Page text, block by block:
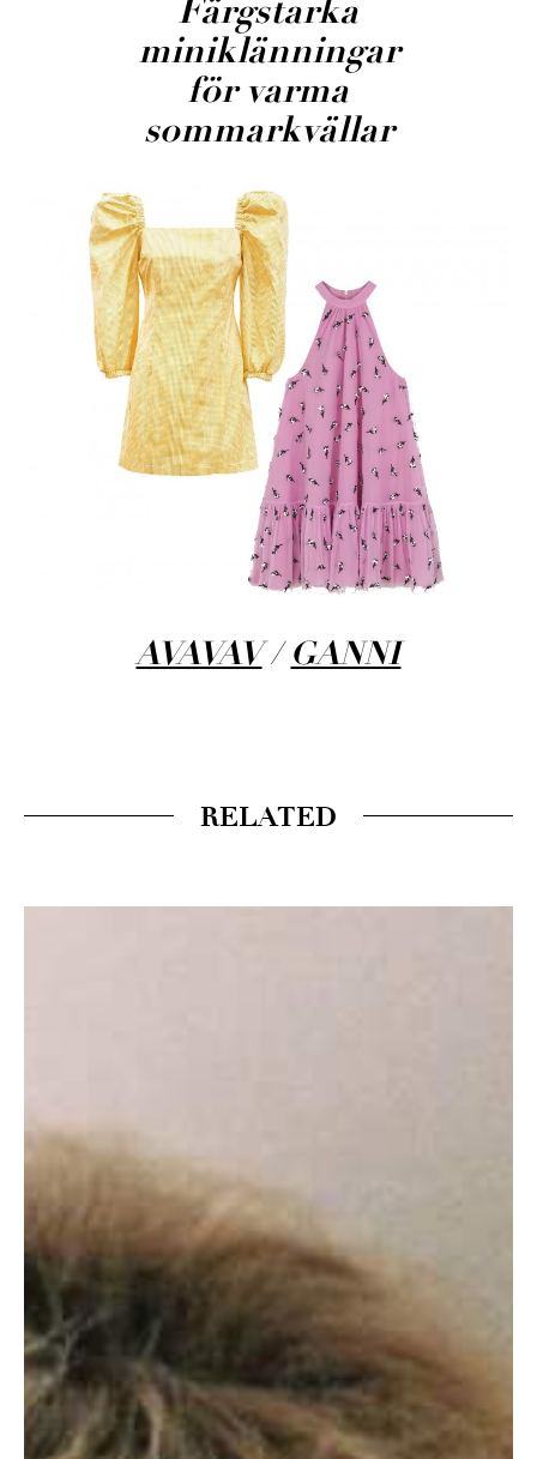
Färgstarka
miniklänningar
för varma
sommarkvällar
AVAVAV/ GANNI
RELATED